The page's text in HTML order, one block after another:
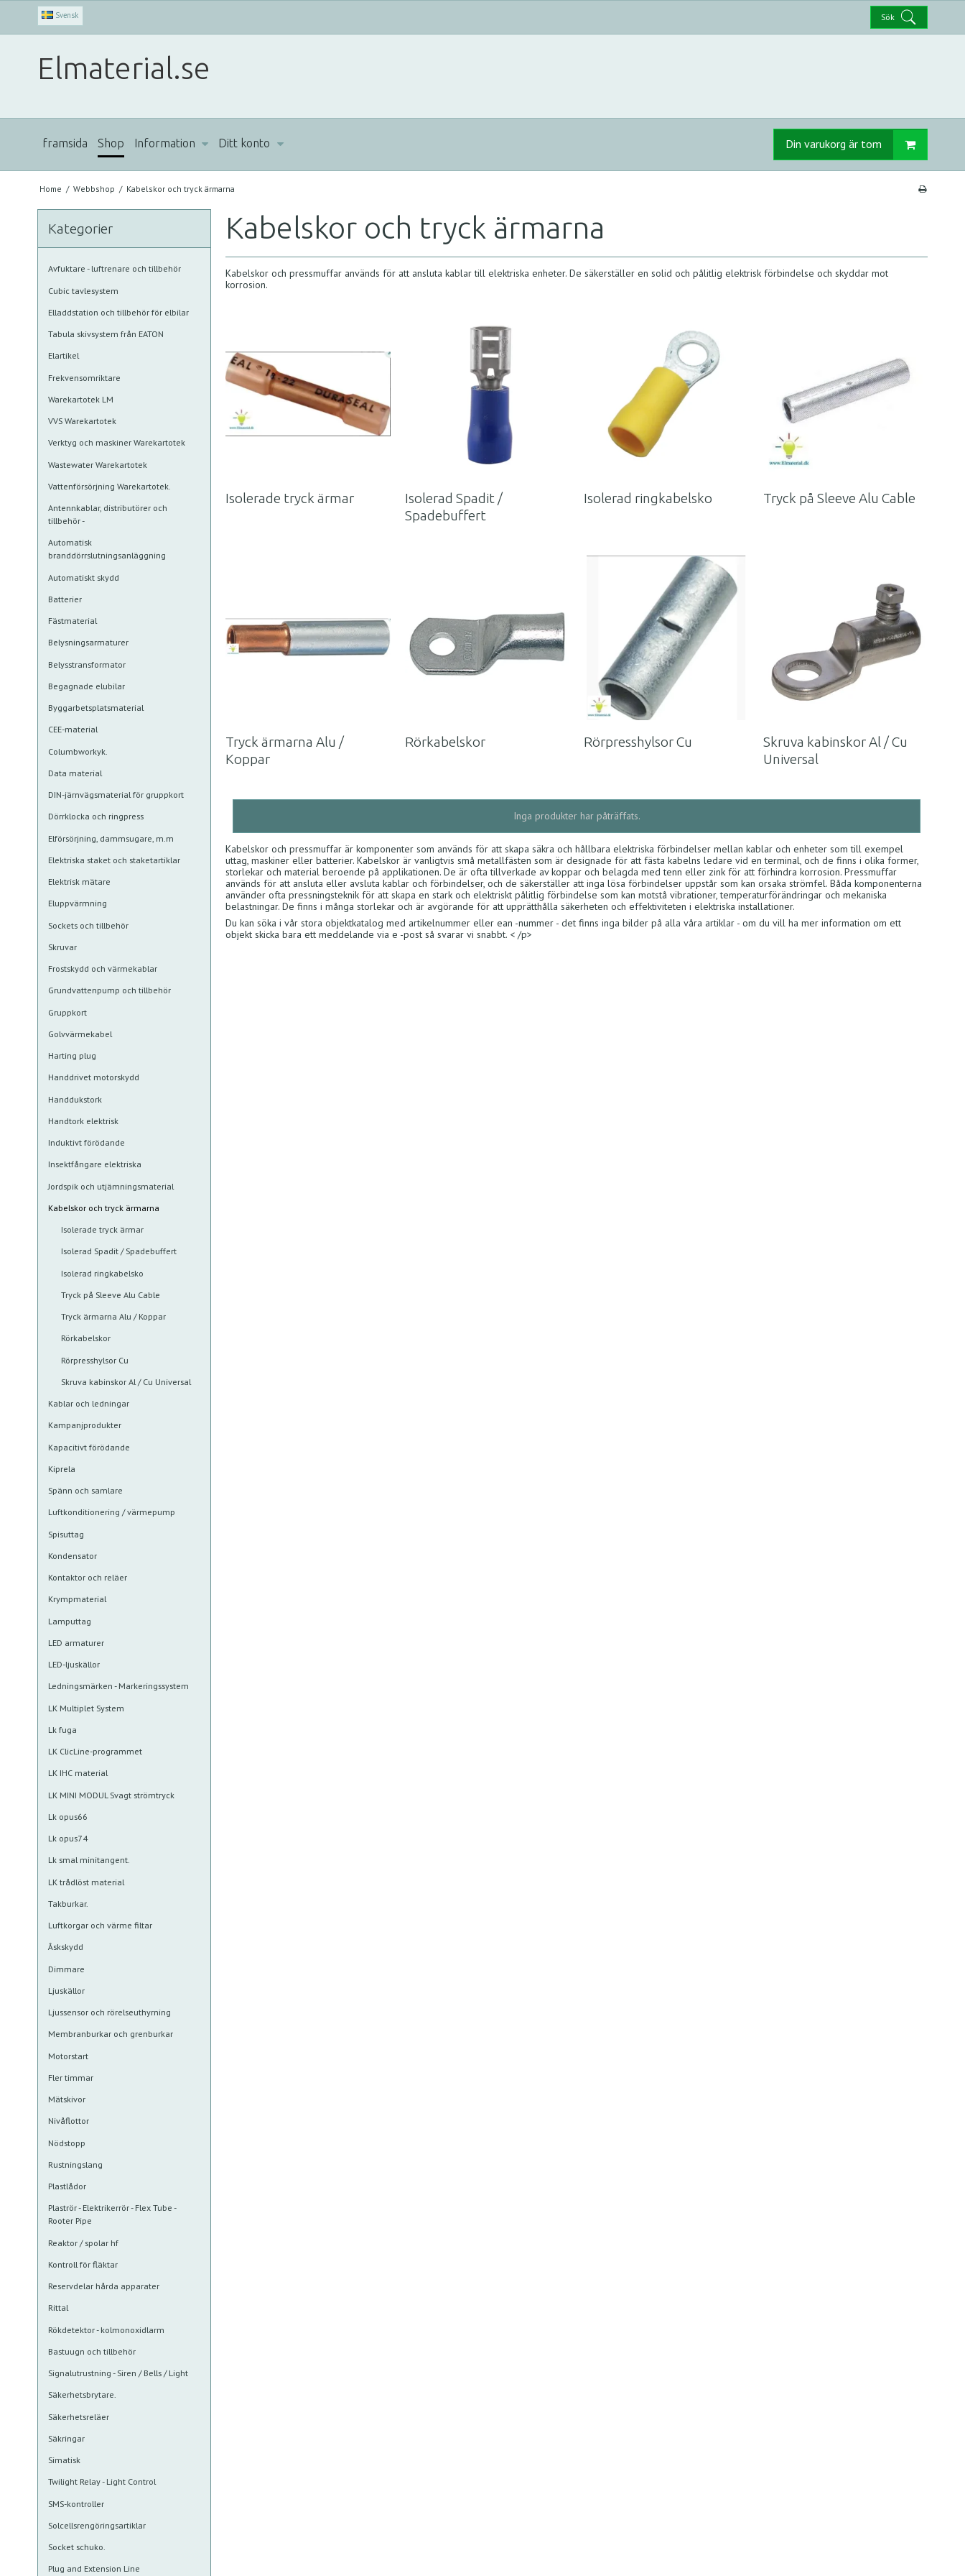
Svensk Sök
Elmaterial.se
framsida Shop Information Ditt konto Din varukorg är tom
Home / Webbshop / Kabelskor och tryck ärmarna
Kategorier
Avfuktare - luftrenare och tillbehör
Cubic tavlesystem
Elladdstation och tillbehör för elbilar
Tabula skivsystem från EATON
Elartikel
Frekvensomriktare
Warekartotek LM
VVS Warekartotek
Verktyg och maskiner Warekartotek
Wastewater Warekartotek
Vattenförsörjning Warekartotek.
Antennkablar, distributörer och
tillbehör -
Automatisk
branddörrslutningsanläggning
Automatiskt skydd
Batterier
Fästmaterial
Belysningsarmaturer
Belysstransformator
Begagnade elubilar
Byggarbetsplatsmaterial
CEE-material
Columbworkyk.
Data material
DIN-järnvägsmaterial för gruppkort
Dörrklocka och ringpress
Elförsörjning, dammsugare, m.m
Elektriska staket och staketartiklar
Elektrisk mätare
Eluppvärmning
Sockets och tillbehör
Skruvar
Frostskydd och värmekablar
Grundvattenpump och tillbehör
Gruppkort
Golvvärmekabel
Harting plug
Handdrivet motorskydd
Handdukstork
Handtork elektrisk
Induktivt förödande
Insektfångare elektriska
Jordspik och utjämningsmaterial
Kabelskor och tryck ärmarna
Isolerade tryck ärmar
Isolerad Spadit / Spadebuffert
Isolerad ringkabelsko
Tryck på Sleeve Alu Cable
Tryck ärmarna Alu / Koppar
Rörkabelskor
Rörpresshylsor Cu
Skruva kabinskor Al / Cu Universal
Kablar och ledningar
Kampanjprodukter
Kapacitivt förödande
Kiprela
Spänn och samlare
Luftkonditionering / värmepump
Spisuttag
Kondensator
Kontaktor och reläer
Krympmaterial
Lamputtag
LED armaturer
LED-ljuskällor
Ledningsmärken - Markeringssystem
LK Multiplet System
Lk fuga
LK ClicLine-programmet
LK IHC material
LK MINI MODUL Svagt strömtryck
Lk opus66
Lk opus74
Lk smal minitangent.
LK trådlöst material
Takburkar.
Luftkorgar och värme filtar
Åskskydd
Dimmare
Ljuskällor
Ljussensor och rörelseuthyrning
Membranburkar och grenburkar
Motorstart
Fler timmar
Mätskivor
Nivåflottor
Nödstopp
Rustningslang
Plastlådor
Plaströr - Elektrikerrör - Flex Tube -
Rooter Pipe
Reaktor / spolar hf
Kontroll för fläktar
Reservdelar hårda apparater
Rittal
Rökdetektor - kolmonoxidlarm
Bastuugn och tillbehör
Signalutrustning - Siren / Bells / Light
Säkerhetsbrytare.
Säkerhetsreläer
Säkringar
Simatisk
Twilight Relay - Light Control
SMS-kontroller
Solcellsrengöringsartiklar
Socket schuko.
Plug and Extension Line
Kabelskor och tryck ärmarna
Kabelskor och pressmuffar används för att ansluta kablar till elektriska enheter. De säkerställer en solid och pålitlig elektrisk förbindelse och skyddar mot
korrosion.
Isolerade tryck ärmar
Isolerad Spadit /
Spadebuffert
Isolerad ringkabelsko Tryck på Sleeve Alu Cable
Tryck ärmarna Alu /
Koppar
Rörkabelskor Rörpresshylsor Cu
Skruva kabinskor Al / Cu
Universal
Inga produkter har påträffats.
Kabelskor och pressmuffar är komponenter som används för att skapa säkra och hållbara elektriska förbindelser mellan kablar och enheter som till exempel
uttag, maskiner eller batterier. Kabelskor är vanligtvis små metallfästen som är designade för att fästa kabelns ledare vid en terminal, och de finns i olika former,
storlekar och material beroende på applikationen. De är ofta tillverkade av koppar och belagda med tenn eller zink för att förhindra korrosion. Pressmuffar
används för att ansluta eller avsluta kablar och förbindelser, och de säkerställer att inga lösa förbindelser uppstår som kan orsaka strömfel. Båda komponenterna
använder ofta pressningsteknik för att skapa en stark och elektriskt pålitlig förbindelse som kan motstå vibrationer, temperaturförändringar och mekaniska
belastningar. De finns i många storlekar och är avgörande för att upprätthålla säkerheten och effektiviteten i elektriska installationer.
Du kan söka i vår stora objektkatalog med artikelnummer eller ean -nummer - det finns inga bilder på alla våra artiklar - om du vill ha mer information om ett
objekt skicka bara ett meddelande via e -post så svarar vi snabbt. < /p>